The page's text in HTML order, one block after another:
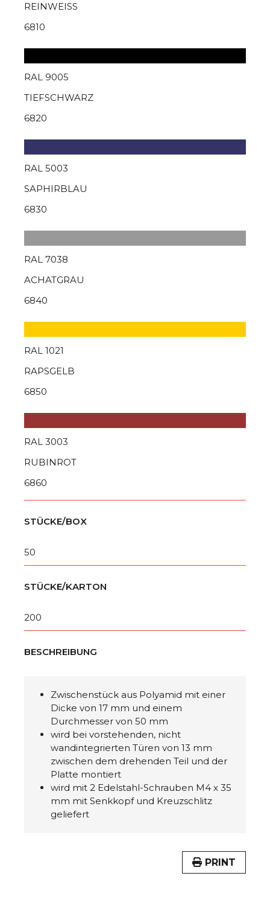
REINWEISS
6810
RAL 9005
TIEFSCHWARZ
6820
RAL 5003
SAPHIRBLAU
6830
RAL 7038
ACHATGRAU
6840
RAL 1021
RAPSGELB
6850
RAL 3003
RUBINROT
6860
STÜCKE/BOX
50
STÜCKE/KARTON
200
BESCHREIBUNG
Zwischenstück aus Polyamid mit einer
Dicke von 17 mm und einem
Durchmesser von 50 mm
wird bei vorstehenden, nicht
wandintegrierten Türen von 13 mm
zwischen dem drehenden Teil und der
Platte montiert
wird mit 2 Edelstahl-Schrauben M4 x 35
mm mit Senkkopf und Kreuzschlitz
geliefert
PRINT